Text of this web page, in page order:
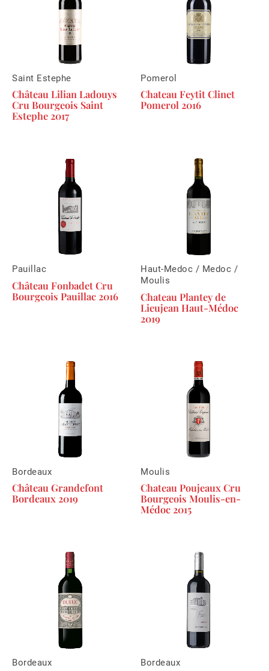
Saint Estephe
Château Lilian Ladouys
Cru Bourgeois Saint
Estephe 2017
Pomerol
Chateau Feytit Clinet
Pomerol 2016
Pauillac
Château Fonbadet Cru
Bourgeois Pauillac 2016
Haut-Medoc / Medoc /
Moulis
Chateau Plantey de
Lieujean Haut-Médoc
2019
Bordeaux
Château Grandefont
Bordeaux 2019
Moulis
Chateau Poujeaux Cru
Bourgeois Moulis-en-
Médoc 2015
Bordeaux Bordeaux